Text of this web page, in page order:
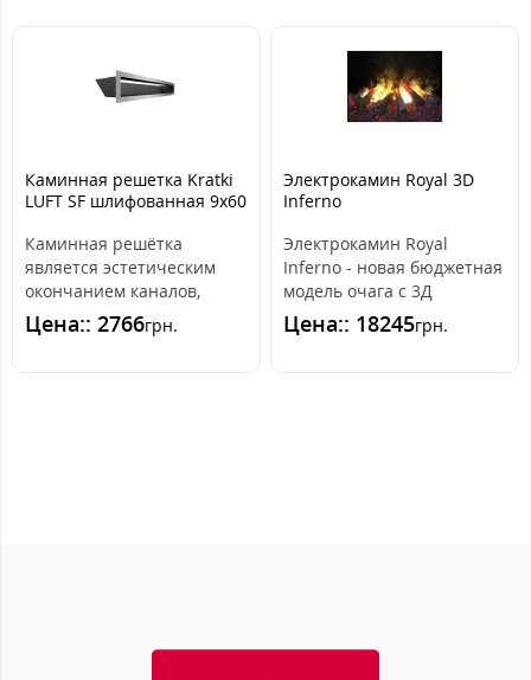
Каминная решетка Kratki
LUFT SF шлифованная 9x60
Каминная решётка
является эстетическим
окончанием каналов,
распределяющих горячий
воздух из камина. ..
Цена:: 2766грн.
Электрокамин Royal 3D
Inferno
Электрокамин Royal
Inferno - новая бюджетная
модель очага с 3Д
эффектом. Электрокамин
выглядит сверх..
Цена:: 18245грн.